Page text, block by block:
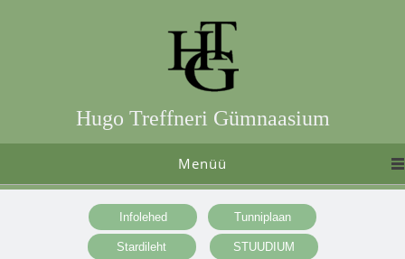
Hugo Treffneri Gümnaasium
Menüü